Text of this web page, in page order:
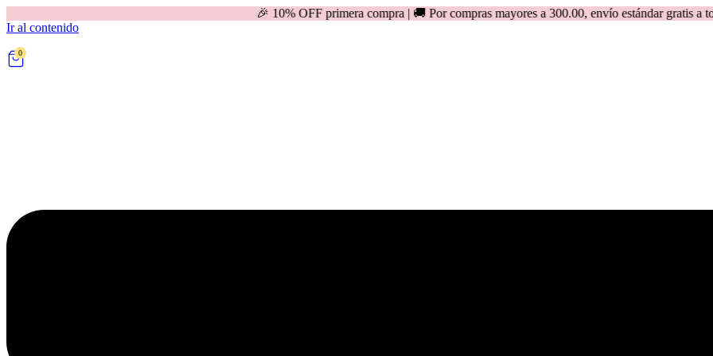
🎉 10% OFF primera compra | 🚚 Por compras mayores a 300.00, envío estándar gratis a todo el
Ir al contenido
0